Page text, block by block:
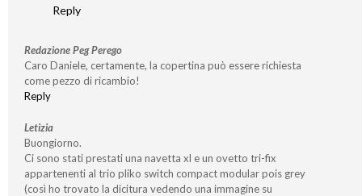
Reply
Redazione Peg Perego
Caro Daniele, certamente, la copertina può essere richiesta
come pezzo di ricambio!
Reply
Letizia
Buongiorno.
Ci sono stati prestati una navetta xl e un ovetto tri-fix
appartenenti al trio pliko switch compact modular pois grey
(così ho trovato la dicitura vedendo una immagine su